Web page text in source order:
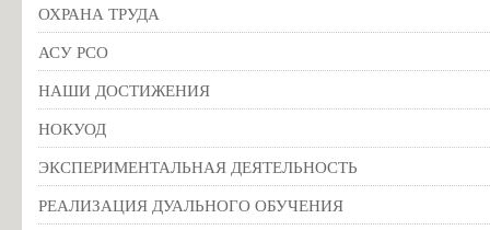
ОХРАНА ТРУДА
АСУ РСО
НАШИ ДОСТИЖЕНИЯ
НОКУОД
ЭКСПЕРИМЕНТАЛЬНАЯ ДЕЯТЕЛЬНОСТЬ
РЕАЛИЗАЦИЯ ДУАЛЬНОГО ОБУЧЕНИЯ